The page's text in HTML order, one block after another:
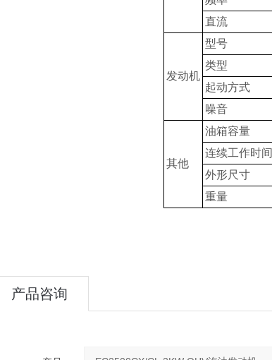
直流
发动机
型号
类型
起动方式
噪音
其他
油箱容量
连续工作时间
外形尺寸
重量
产品咨询